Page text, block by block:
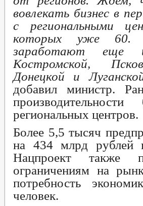
вовлекать бизнес в
с региональными
которых уже 60.
заработают еще
Костромской,
Донецкой и
добавил министр.
региональных центров.
Более 5,5 тысяч
на 434 млрд
Нацпроект также
ограничениям на
потребность
человек.